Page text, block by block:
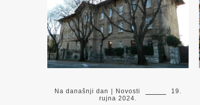
Na današnji dan Novosti
19.
rujna 2024.